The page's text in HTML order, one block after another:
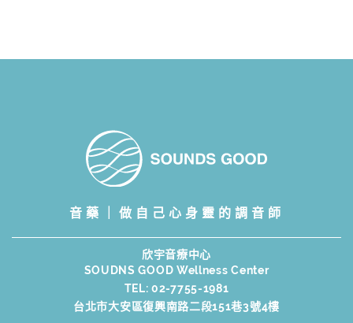
音藥｜做自己心身靈的調音師
欣宇音療中心
SOUDNS GOOD Wellness Center
TEL:02-7755-1981
台北市大安區復興南路二段151巷3號4樓